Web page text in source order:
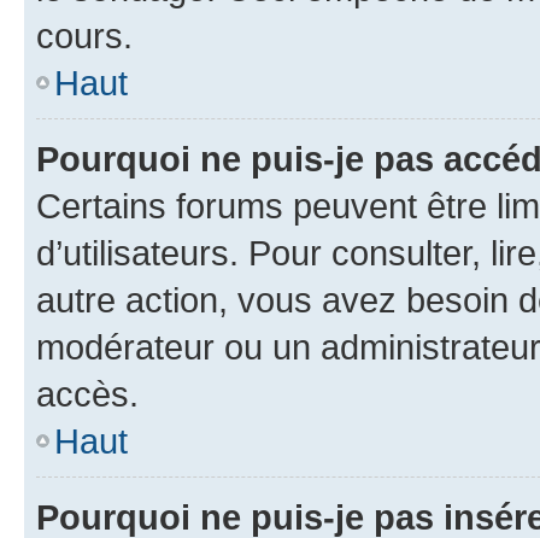
cours.
Haut
Pourquoi ne puis-je pas
Certains forums peuvent être
d’utilisateurs. Pour consulter,
autre action, vous avez besoin
modérateur ou un
accès.
Haut
Pourquoi ne puis-je pas